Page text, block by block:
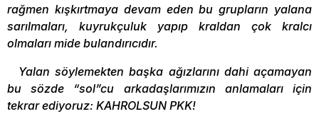
rağmen kışkırtmaya devam eden bu grupların yalana
sarılmaları, kuyrukçuluk yapıp kraldan çok kralcı
olmaları mide bulandırıcıdır.
Yalan söylemekten başka ağızlarını dahi açamayan
bu sözde “sol”cu arkadaşlarımızın anlamaları için
tekrar ediyoruz: KAHROLSUN PKK!